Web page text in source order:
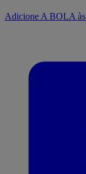
Adicione A BOLA às